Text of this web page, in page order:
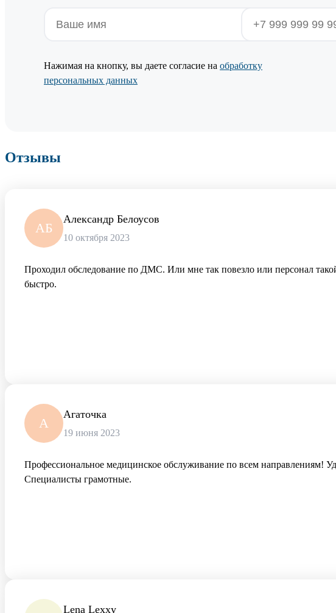
Нажимая на кнопку, вы даете согласие на обработку
персональных данных
Отзывы
АБ
Александр Белоусов
10 октября 2023
Проходил обследование по ДМС. Или мне так повезло или персонал
быстро.
А
Агаточка
19 июня 2023
Профессиональное медицинское обслуживание по всем направлениям!
Специалисты грамотные.
Lena Lexxy